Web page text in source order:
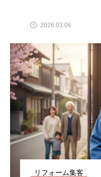
2026.03.06
リフォーム集客